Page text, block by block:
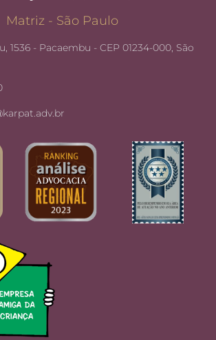
Matriz - São Paulo
1536 - Pacaembu - CEP 01234-000, São